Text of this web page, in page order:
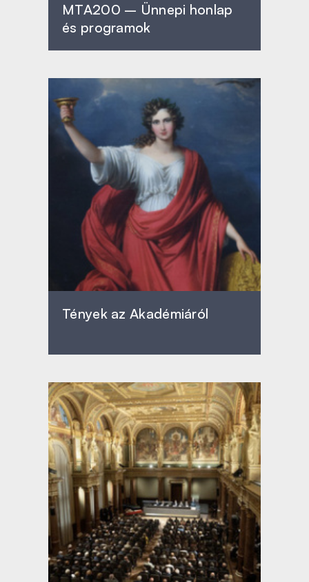
MTA200 – Ünnepi honlap
és programok
Tények az Akadémiáról